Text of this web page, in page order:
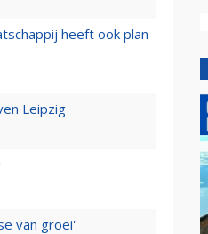
heeft ook plan
Leipzig
van groei'